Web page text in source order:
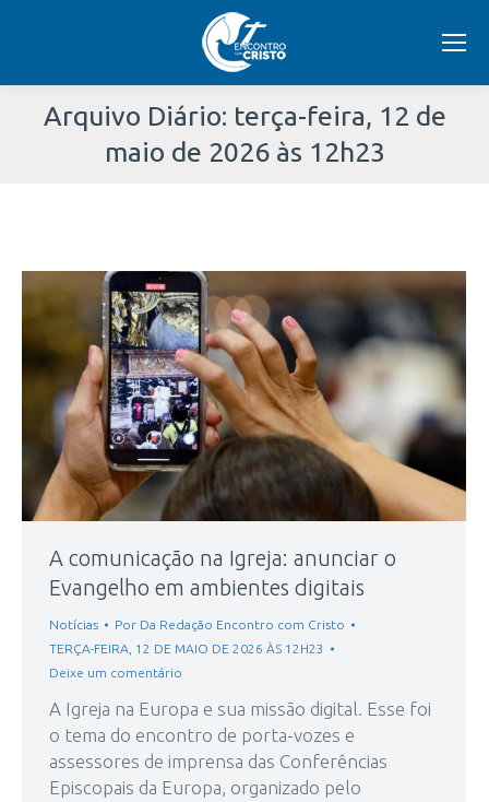
Arquivo Diário: terça-feira, 12 de
maio de 2026 às 12h23
aqui:
A comunicação na Igreja: anunciar o
Evangelho em ambientes digitais
Notícias Por Da Redação Encontro com Cristo
TERÇA-FEIRA, 12 DE MAIO DE 2026 ÀS 12H23
Deixe um comentário
A Igreja na Europa e sua missão digital. Esse foi
o tema do encontro de porta-vozes e
assessores de imprensa das Conferências
Episcopais da Europa, organizado pelo